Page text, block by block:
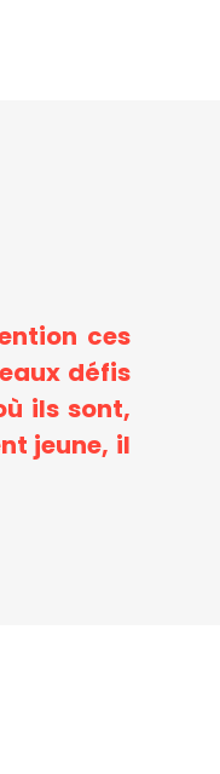
ces
défis
ils sont,
jeune, il